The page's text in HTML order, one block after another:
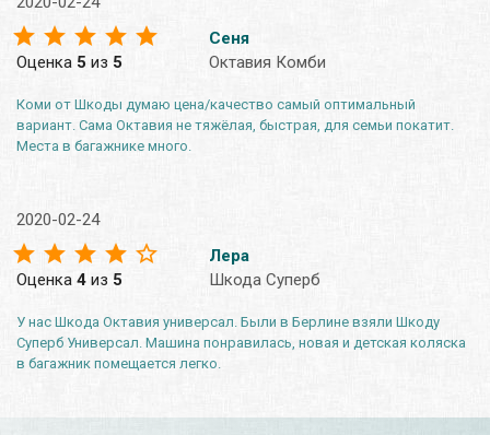
Оценка 5 из 5
Сеня
Октавия Комби
Коми от Шкоды думаю цена/качество самый оптимальный
вариант. Сама Октавия не тяжёлая, быстрая, для семьи покатит.
Места в багажнике много.
2020-02-24
Оценка 4 из 5
Лера
Шкода Суперб
У нас Шкода Октавия универсал. Были в Берлине взяли Шкоду
Суперб Универсал. Машина понравилась, новая и детская коляска
в багажник помещается легко.